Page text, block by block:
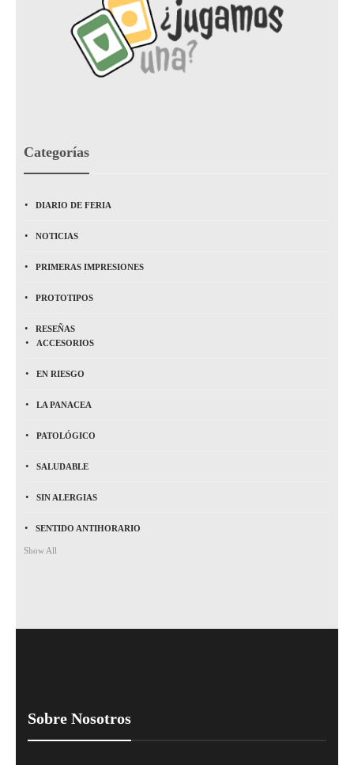
Categorías
DIARIO DE FERIA
NOTICIAS
PRIMERAS IMPRESIONES
PROTOTIPOS
RESEÑAS
ACCESORIOS
EN RIESGO
LA PANACEA
PATOLÓGICO
SALUDABLE
SIN ALERGIAS
SENTIDO ANTIHORARIO
Show All
Sobre Nosotros